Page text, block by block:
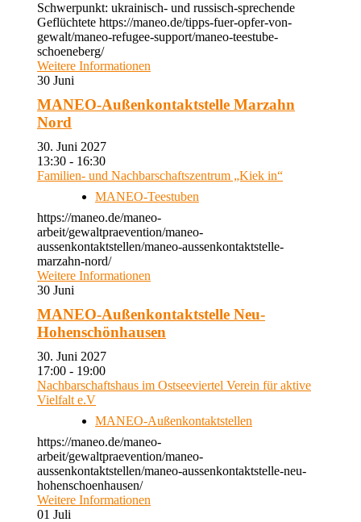
Schwerpunkt: ukrainisch- und russisch-sprechende
Geflüchtete https://maneo.de/tipps-fuer-opfer-von-
gewalt/maneo-refugee-support/maneo-teestube-
schoeneberg/
Weitere Informationen
30 Juni
MANEO-Außenkontaktstelle Marzahn
Nord
30. Juni 2027
13:30 - 16:30
Familien- und Nachbarschaftszentrum „Kiek in“
MANEO-Teestuben
https://maneo.de/maneo-
arbeit/gewaltpraevention/maneo-
aussenkontaktstellen/maneo-aussenkontaktstelle-
marzahn-nord/
Weitere Informationen
30 Juni
MANEO-Außenkontaktstelle Neu-
Hohenschönhausen
30. Juni 2027
17:00 - 19:00
Nachbarschaftshaus im Ostseeviertel Verein für aktive
Vielfalt e.V
MANEO-Außenkontaktstellen
https://maneo.de/maneo-
arbeit/gewaltpraevention/maneo-
aussenkontaktstellen/maneo-aussenkontaktstelle-neu-
hohenschoenhausen/
Weitere Informationen
01 Juli